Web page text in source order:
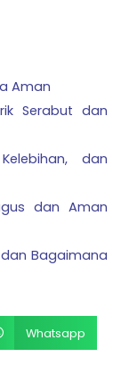
Aman
Serabut dan
dan
dan Aman
Bagaimana
Whatsapp